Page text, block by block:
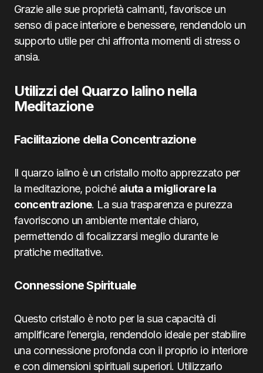
Grazie alle sue proprietà calmanti, favorisce un
senso di pace interiore e benessere, rendendolo un
supporto utile per chi affronta momenti di stress o
ansia.
Utilizzi del Quarzo Ialino nella
Meditazione
Facilitazione della Concentrazione
Il quarzo ialino è un cristallo molto apprezzato per
la meditazione, poiché aiuta a migliorare la
concentrazione. La sua trasparenza e purezza
favoriscono un ambiente mentale chiaro,
permettendo di focalizzarsi meglio durante le
pratiche meditative.
Connessione Spirituale
Questo cristallo è noto per la sua capacità di
amplificare l’energia, rendendolo ideale per stabilire
una connessione profonda con il proprio io interiore
e con dimensioni spirituali superiori. Utilizzarlo